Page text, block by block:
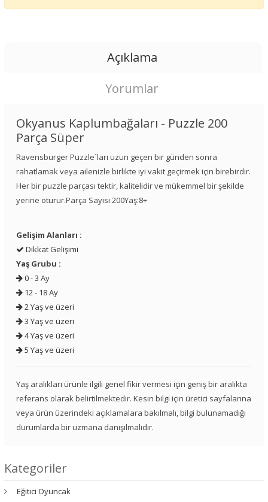
Açıklama
Yorumlar
Okyanus Kaplumbağaları - Puzzle 200
Parça Süper
Ravensburger Puzzle´ları uzun geçen bir günden sonra
rahatlamak veya ailenizle birlikte iyi vakit geçirmek için birebirdir.
Her bir puzzle parçası tektir, kalitelidir ve mükemmel bir şekilde
yerine oturur.Parça Sayısı 200Yaş:8+
Gelişim Alanları :
Dikkat Gelişimi
Yaş Grubu :
0 - 3 Ay
12 - 18 Ay
2 Yaş ve üzeri
3 Yaş ve üzeri
4 Yaş ve üzeri
5 Yaş ve üzeri
Yaş aralıkları ürünle ilgili genel fikir vermesi için geniş bir aralıkta
referans olarak belirtilmektedir. Kesin bilgi için üretici sayfalarına
veya ürün üzerindeki açıklamalara bakılmalı, bilgi bulunamadığı
durumlarda bir uzmana danışılmalıdır.
Kategoriler
Eğitici Oyuncak